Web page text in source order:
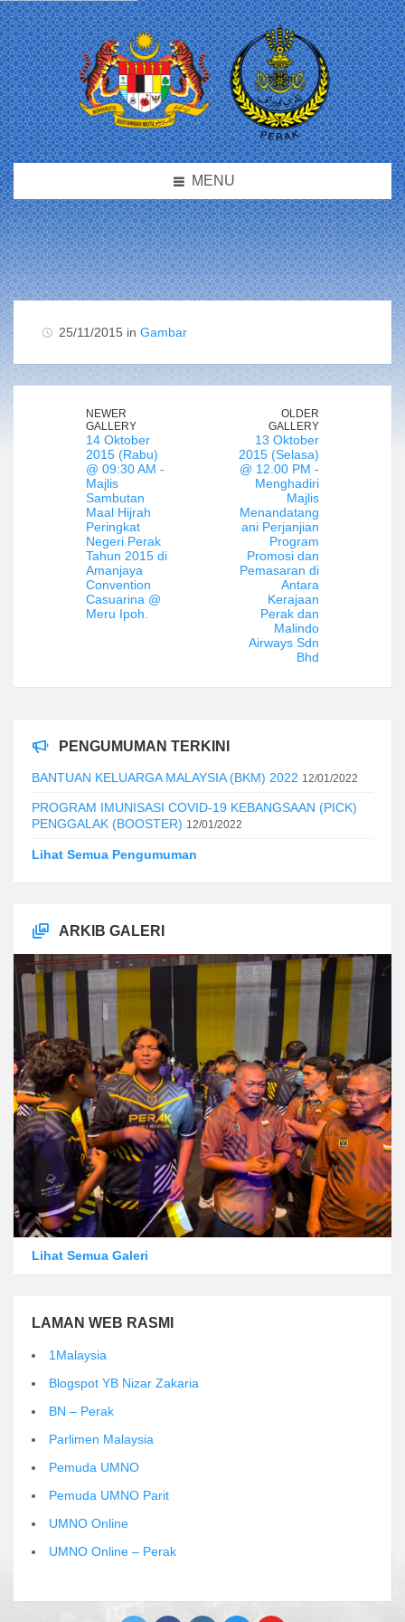
MENU
25/11/2015 in Gambar
NEWER
GALLERY
14 Oktober
2015 (Rabu)
@ 09:30 AM -
Majlis
Sambutan
Maal Hijrah
Peringkat
Negeri Perak
Tahun 2015 di
Amanjaya
Convention
Casuarina @
Meru Ipoh.
OLDER
GALLERY
13 Oktober
2015 (Selasa)
@ 12.00 PM -
Menghadiri
Majlis
Menandatang
ani Perjanjian
Program
Promosi dan
Pemasaran di
Antara
Kerajaan
Perak dan
Malindo
Airways Sdn
Bhd
PENGUMUMAN TERKINI
BANTUAN KELUARGA MALAYSIA (BKM) 2022 12/01/2022
PROGRAM IMUNISASI COVID-19 KEBANGSAAN (PICK)
PENGGALAK (BOOSTER) 12/01/2022
Lihat Semua Pengumuman
ARKIB GALERI
Lihat Semua Galeri
LAMAN WEB RASMI
1Malaysia
Blogspot YB Nizar Zakaria
BN – Perak
Parlimen Malaysia
Pemuda UMNO
Pemuda UMNO Parit
UMNO Online
UMNO Online – Perak